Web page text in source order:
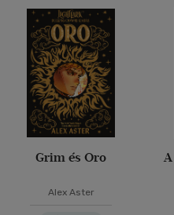
Grim és Oro
Alex Aster